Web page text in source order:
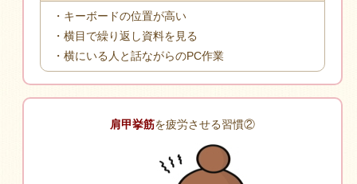
・キーボードの位置が高い
・横目で繰り返し資料を見る
・横にいる人と話ながらのPC作業
肩甲挙筋を疲労させる習慣②